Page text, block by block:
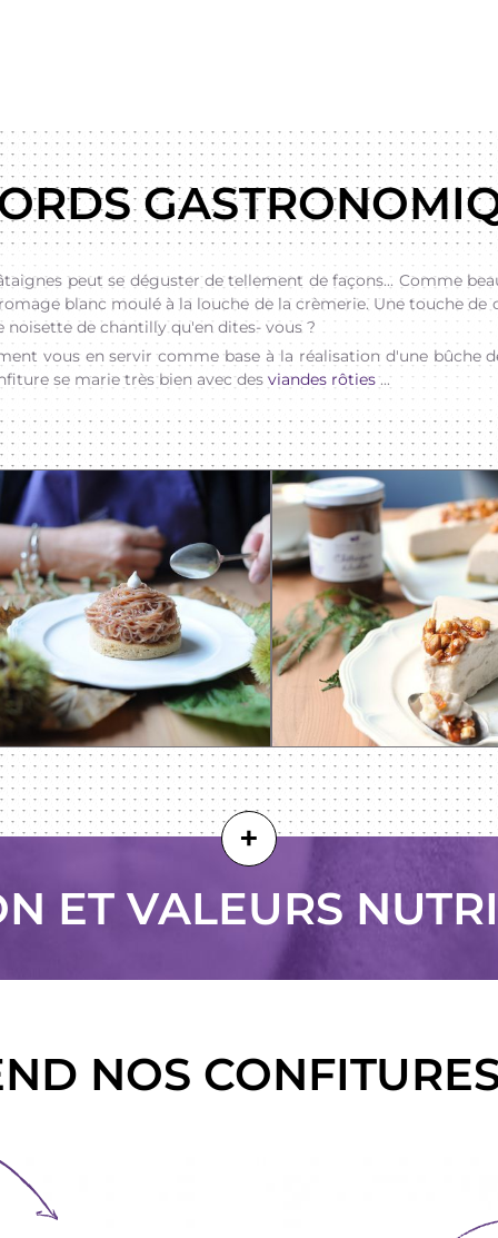
peut se déguster de tellement de façons... Comme
blanc moulé à la louche de la crèmerie. Une touche de
noisette de chantilly qu'en dites- vous ?
vous en servir comme base à la réalisation d'une bûche
se marie très bien avec des viandes rôties...
ET VALEURS
+
NOS